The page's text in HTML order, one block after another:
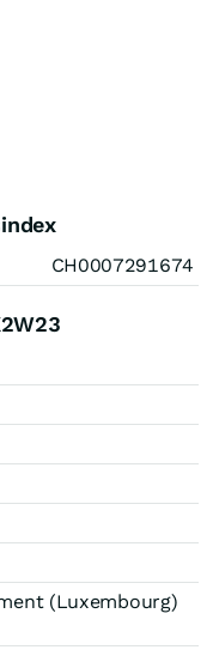
CH0007291674
(Luxembourg)